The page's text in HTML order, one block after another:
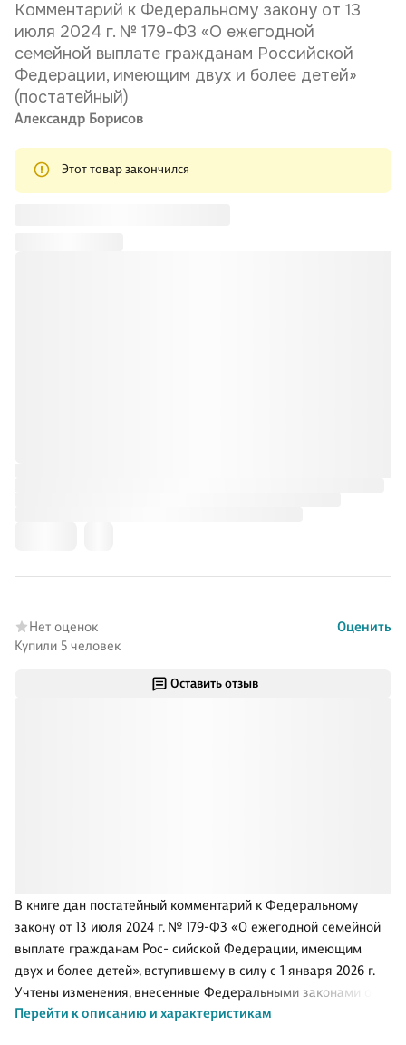
Оставить отзыв
В книге дан постатейный комментарий к Федеральному
закону от 13 июля 2024 г. № 179-ФЗ «О ежегодной семейной
выплате гражданам Рос- сийской Федерации, имеющим
двух и более детей», вступившему в силу с 1 января 2026 г.
Учтены изменения, внесенные Федеральными законами от
28 ноября 2025 г. № 431-ФЗ и 439-ФЗ. Подробно
Перейти к описанию и характеристикам
Комментарий к Федеральному закону от 13
июля 2024 г. № 179-ФЗ «О ежегодной
семейной выплате гражданам Российской
Федерации, имеющим двух и более детей»
(постатейный)
Александр Борисов
Этот товар закончился
Нет оценок
Оценить
Купили 5 человек